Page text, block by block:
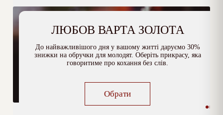
ЛЮБОВ ВАРТА ЗОЛОТА
До найважливішого дня у вашому житті даруємо 30%
знижки на обручки для молодят. Оберіть прикрасу, яка
говоритиме про кохання без слів.
Обрати